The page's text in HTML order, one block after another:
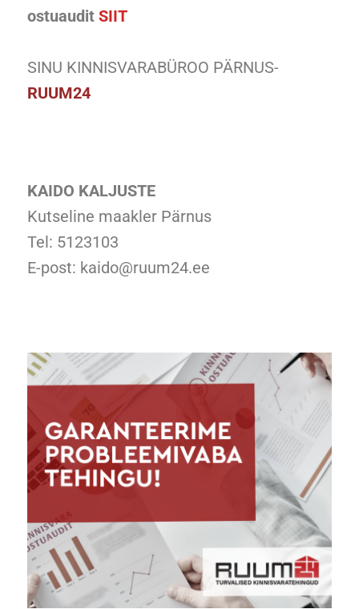
ostuaudit SIIT
SINU KINNISVARABÜROO PÄRNUS-
RUUM24
KAIDO KALJUSTE
Kutseline maakler Pärnus
Tel: 5123103
E-post: kaido@ruum24.ee